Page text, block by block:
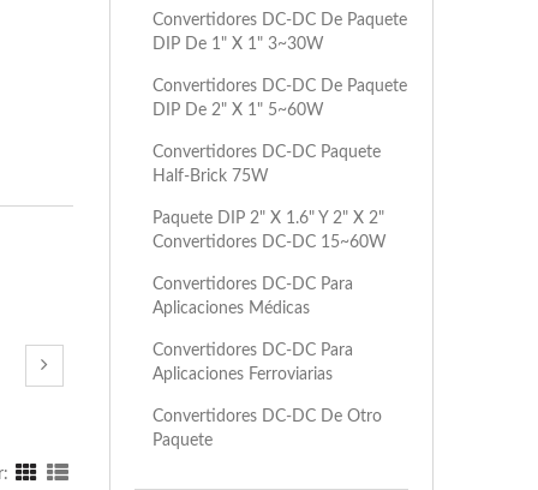
Convertidores DC-DC De Paquete
DIP De 1" X 1" 3~30W
Convertidores DC-DC De Paquete
DIP De 2" X 1" 5~60W
Convertidores DC-DC Paquete
Half-Brick 75W
Paquete DIP 2" X 1.6" Y 2" X 2"
Convertidores DC-DC 15~60W
Convertidores DC-DC Para
Aplicaciones Médicas
Convertidores DC-DC Para
Aplicaciones Ferroviarias
Convertidores DC-DC De Otro
Paquete